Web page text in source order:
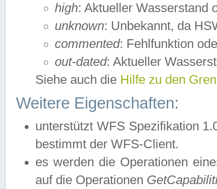
high: Aktueller Wasserstand
unknown: Unbekannt, da
commented: Fehlfunktion
out-dated: Aktueller
Siehe auch die Hilfe zu den
Weitere Eigenschaften:
unterstützt WFS Spezifikation
bestimmt der WFS-Client.
es werden die Operationen
auf die Operationen